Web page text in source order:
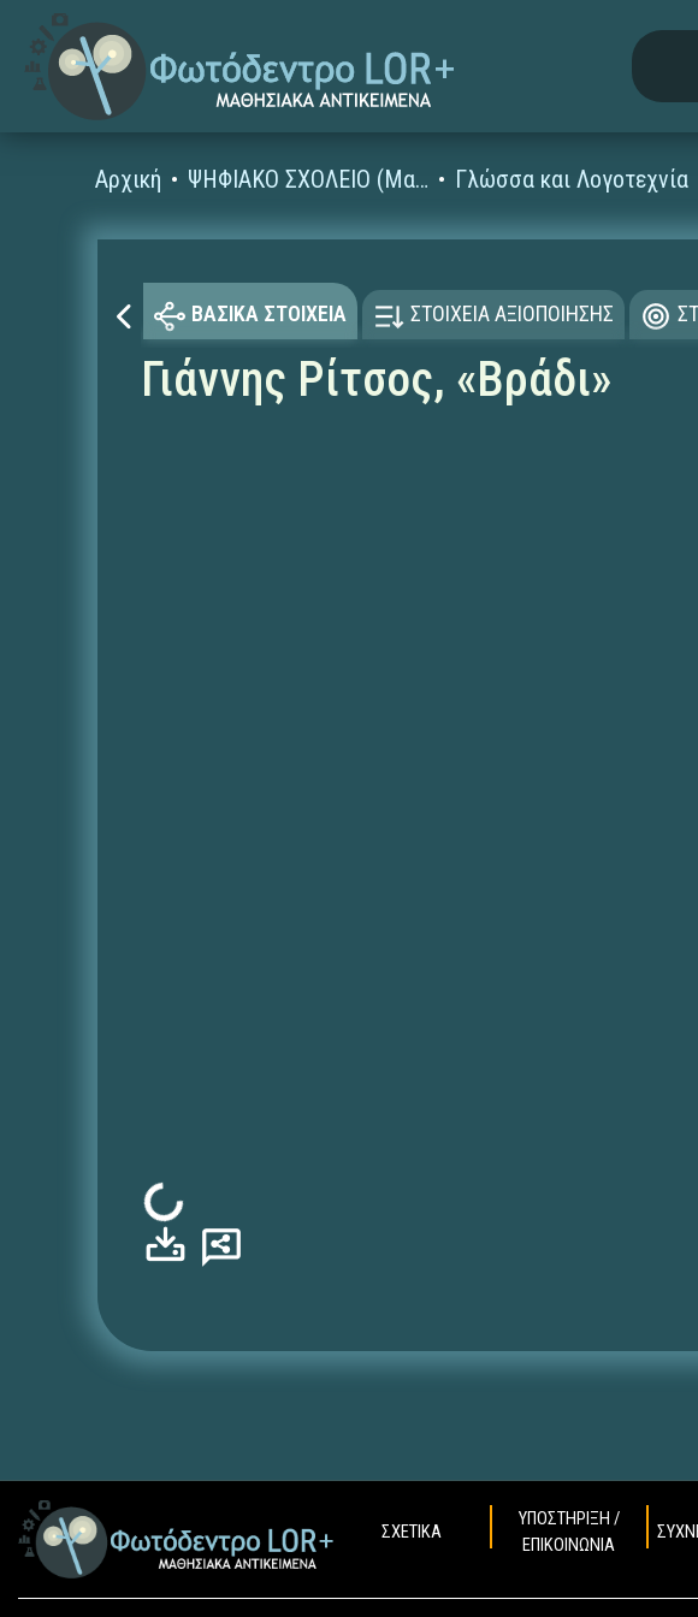
Αρχική ΨΗΦΙΑΚΟ ΣΧΟΛΕΙΟ (Μαθησιακά Αντικείμενα) Γλώσσα και Λογοτεχνία
ΒΑΣΙΚΑ ΣΤΟΙΧΕΙΑ ΣΤΟΙΧΕΙΑ ΑΞΙΟΠΟΙΗΣΗΣ
Γιάννης Ρίτσος, «Βράδι»
Φόρτωση...
ΣΧΕΤΙΚΑ
ΥΠΟΣΤΗΡΙΞΗ /
ΕΠΙΚΟΙΝΩΝΙΑ